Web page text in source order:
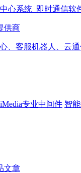
供商
、客服机器人、云
专业中间件 智
文章